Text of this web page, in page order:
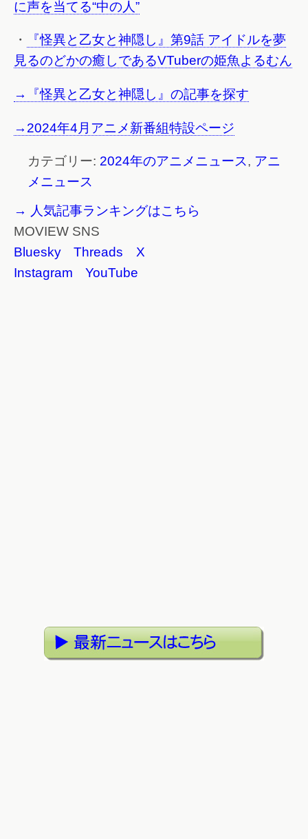
に声を当てる“中の人”
・
『怪異と乙女と神隠し』第9話 アイドルを夢
見るのどかの癒しであるVTuberの姫魚よるむん
→『怪異と乙女と神隠し』の記事を探す
→2024年4月アニメ新番組特設ページ
カテゴリー: 2024年のアニメニュース, アニ
メニュース
→ 人気記事ランキングはこちら
MOVIEW SNS
Bluesky
Threads
X
Instagram
YouTube